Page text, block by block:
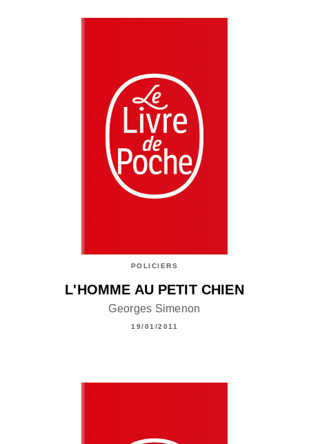
POLICIERS
L'HOMME AU PETIT CHIEN
Georges Simenon
19/01/2011